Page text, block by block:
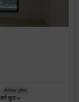
सेलेबल एरिया
वर्ग फुट